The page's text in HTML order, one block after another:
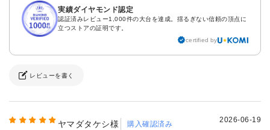
実績ダイヤモンド認定
認証済みレビュー1,000件の大台を達成。揺るぎない信頼の頂点に
立つストアの証明です。
certified by
レビューを書く
ヤマダタケシ様 購入確認済み 2026-06-19